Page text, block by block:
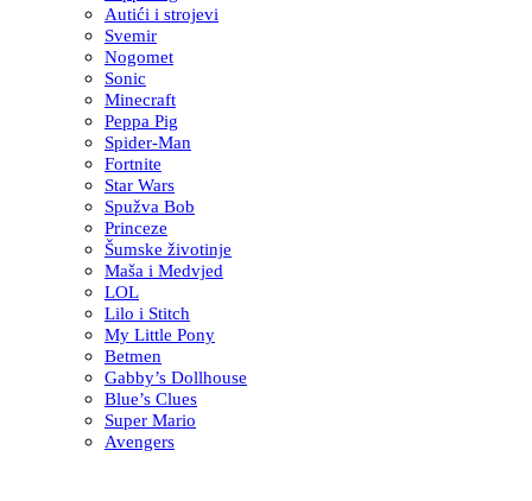
Autići i strojevi
Svemir
Nogomet
Sonic
Minecraft
Peppa Pig
Spider-Man
Fortnite
Star Wars
Spužva Bob
Princeze
Šumske životinje
Maša i Medvjed
LOL
Lilo i Stitch
My Little Pony
Betmen
Gabby’s Dollhouse
Blue’s Clues
Super Mario
Avengers